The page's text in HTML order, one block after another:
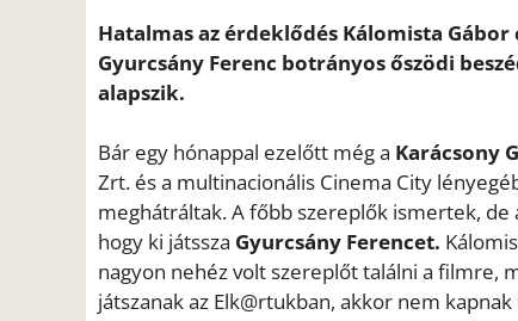
Hatalmas az érdeklődés Kálomista
Gyurcsány Ferenc botrányos őszödi
alapszik.
Bár egy hónappal ezelőtt még a Karácsony
Zrt. és a multinacionális Cinema City
meghátráltak. A főbb szereplők ismertek,
hogy ki játssza Gyurcsány Ferencet.
nagyon nehéz volt szereplőt találni a filmre,
játszanak az Elk@rtukban, akkor nem